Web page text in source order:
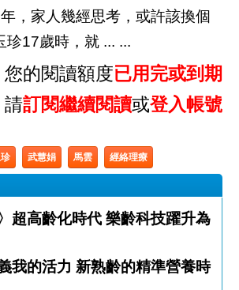
，家人幾經思考，或許該換個
珍17歲時，就 ... ...
您的閱讀額度已用完或到期
請訂閱繼續閱讀或登入帳號
武慧娟 馬雲 經絡理療
超高齡化時代 樂齡科技躍升為
我的活力 新熟齡的精準營養時